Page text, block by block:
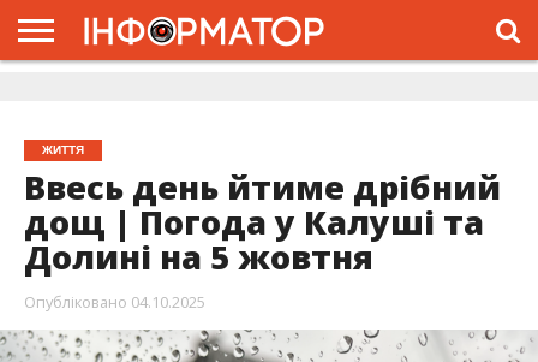
ЖИТТЯ
Ввесь день йтиме дрібний
дощ | Погода у Калуші та
Долині на 5 жовтня
Опубліковано 04.10.2025